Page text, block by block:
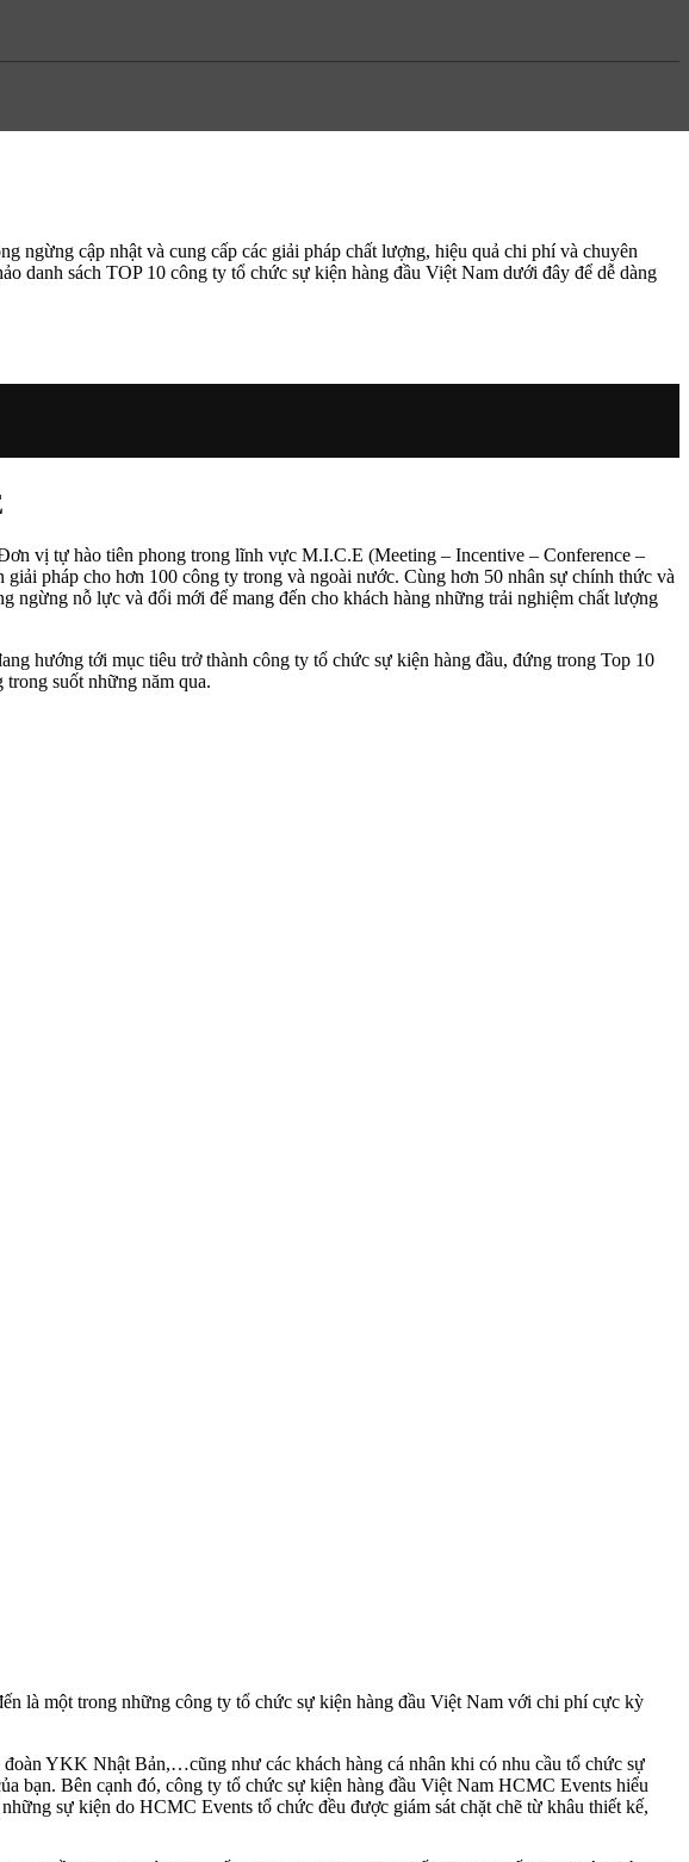
ngừng cập nhật và cung cấp các giải pháp chất lượng, hiệu quả chi phí và chuyên
danh sách TOP 10 công ty tổ chức sự kiện hàng đầu Việt Nam dưới đây để dễ dàng
vị tự hào tiên phong trong lĩnh vực M.I.C.E (Meeting – Incentive – Conference –
pháp cho hơn 100 công ty trong và ngoài nước. Cùng hơn 50 nhân sự chính thức và
ngừng nỗ lực và đổi mới để mang đến cho khách hàng những trải nghiệm chất lượng
hướng tới mục tiêu trở thành công ty tổ chức sự kiện hàng đầu, đứng trong Top 10
suốt những năm qua.
là một trong những công ty tổ chức sự kiện hàng đầu Việt Nam với chi phí cực kỳ
YKK Nhật Bản,…cũng như các khách hàng cá nhân khi có nhu cầu tổ chức sự
bạn. Bên cạnh đó, công ty tổ chức sự kiện hàng đầu Việt Nam HCMC Events hiểu
sự kiện do HCMC Events tổ chức đều được giám sát chặt chẽ từ khâu thiết kế,